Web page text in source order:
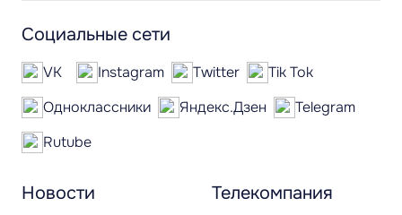
Новости Телекомпания
Социальные сети
VK Instagram Twitter
Tik Tok
Одноклассники
Яндекс.Дзен
Telegram
Rutube